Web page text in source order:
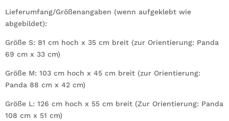
Lieferumfang/Größenangaben (wenn aufgeklebt wie
abgebildet):
Größe S: 81 cm hoch x 35 cm breit (zur Orientierung: Panda
69 cm x 33 cm)
Größe M: 103 cm hoch x 45 cm breit (zur Orientierung:
Panda 88 cm x 42 cm)
Größe L: 126 cm hoch x 55 cm breit (Zur Orientierung: Panda
108 cm x 51 cm)